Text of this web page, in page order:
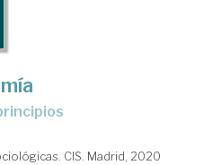
CIS. Madrid, 2020